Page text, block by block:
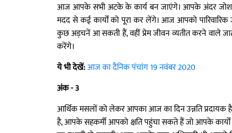
आज आपके सभी अटके के कार्य बन जाएंगे। आपके अंदर जोश,
मदद से कई कार्यों को पूरा कर लेंगे। आज आपको पारिवारिक
कुछ अड़चनें आ सकती हैं, वहीं प्रेम जीवन व्यतीत करने वाले
करेंगे।
ये भी देखें:आज का दैनिक पंचांग 19 नवंबर 2020
अंक - 3
आर्थिक मसलों को लेकर आपका आज का दिन उन्नति
है, आपके सहकर्मी आपको क्षति पहुंचा सकते हैं जो आपके